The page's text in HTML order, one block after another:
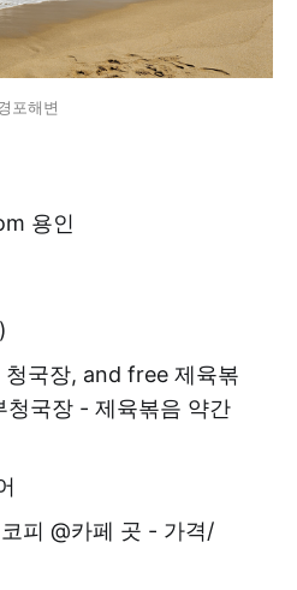
포해변
용인
청국장, and free 제육볶
청국장 - 제육볶음 약간
피 @카페 곳 - 가격/